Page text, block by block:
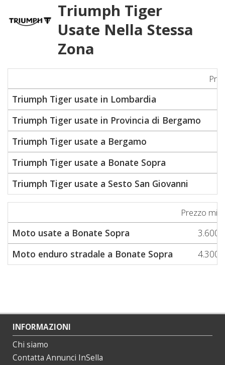
Triumph Tiger
Usate Nella Stessa
Zona
Triumph Tiger usate in Lombardia
Triumph Tiger usate in Provincia di Bergamo
Triumph Tiger usate a Bergamo
Triumph Tiger usate a Bonate Sopra
Triumph Tiger usate a Sesto San Giovanni
Prezzo
Moto usate a Bonate Sopra
3.600
Moto enduro stradale a Bonate Sopra
4.300
INFORMAZIONI
Chi siamo
Contatta Annunci InSella